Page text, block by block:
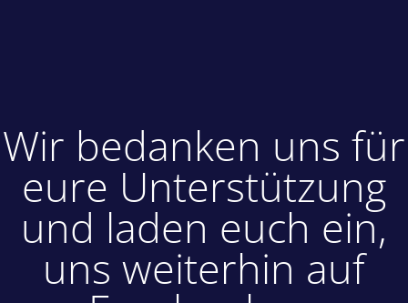
Wir bedanken uns für
eure Unterstützung
und laden euch ein,
uns weiterhin auf